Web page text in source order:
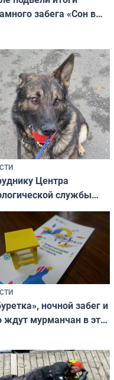
забега «Сон в
Центра
службы
новый дом
ночной забег и
ждут мурманчан в эти